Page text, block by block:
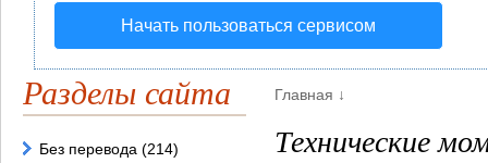
Начать пользоваться сервисом
Главная ↓
Технические
Разделы сайта
Без перевода (214)